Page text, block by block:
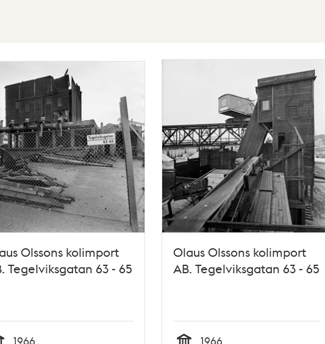
Olssons kolimport
Tegelviksgatan 63 - 65
1966
Olaus Olssons kolimport
AB. Tegelviksgatan 63 - 65
1966